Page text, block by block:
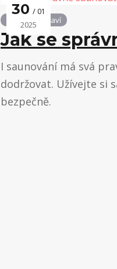
30 01
2025
Podpora zdraví
Jak se
I saunování má svá
dodržovat. Užívejte si
bezpečně.